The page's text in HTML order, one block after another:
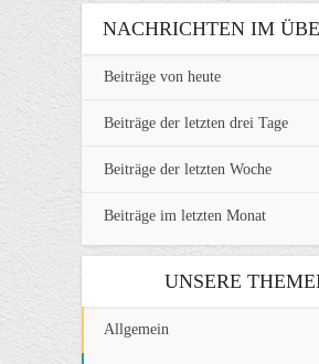
NACHRICHTEN IM
Beiträge von heute
Beiträge der letzten drei Tage
Beiträge der letzten Woche
Beiträge im letzten Monat
UNSERE
Allgemein